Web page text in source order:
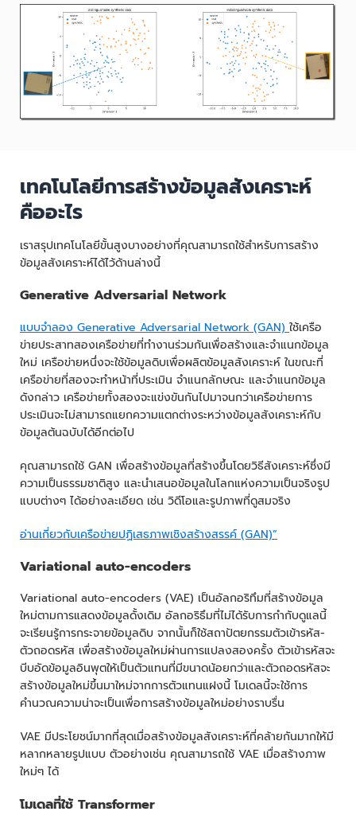
เทคโนโลยีการสร้างข้อมูลสังเคราะห์
คืออะไร
เราสรุปเทคโนโลยีขั้นสูงบางอย่างที่คุณสามารถใช้สำหรับการสร้าง
ข้อมูลสังเคราะห์ได้ไว้ด้านล่างนี้
Generative Adversarial Network
แบบจำลอง Generative Adversarial Network (GAN) ใช้เครือ
ข่ายประสาทสองเครือข่ายที่ทำงานร่วมกันเพื่อสร้างและจำแนกข้อมูล
ใหม่ เครือข่ายหนึ่งจะใช้ข้อมูลดิบเพื่อผลิตข้อมูลสังเคราะห์ ในขณะที่
เครือข่ายที่สองจะทำหน้าที่ประเมิน จำแนกลักษณะ และจำแนกข้อมูล
ดังกล่าว เครือข่ายทั้งสองจะแข่งขันกันไปมาจนกว่าเครือข่ายการ
ประเมินจะไม่สามารถแยกความแตกต่างระหว่างข้อมูลสังเคราะห์กับ
ข้อมูลต้นฉบับได้อีกต่อไป
คุณสามารถใช้ GAN เพื่อสร้างข้อมูลที่สร้างขึ้นโดยวิธีสังเคราะห์ซึ่งมี
ความเป็นธรรมชาติสูง และนำเสนอข้อมูลในโลกแห่งความเป็นจริงรูป
แบบต่างๆ ได้อย่างละเอียด เช่น วิดีโอและรูปภาพที่ดูสมจริง
อ่านเกี่ยวกับเครือข่ายปฏิเสธภาพเชิงสร้างสรรค์ (GAN)”
Variational auto-encoders
Variational auto-encoders (VAE) เป็นอัลกอริทึมที่สร้างข้อมูล
ใหม่ตามการแสดงข้อมูลดั้งเดิม อัลกอริธึมที่ไม่ได้รับการกำกับดูแลนี้
จะเรียนรู้การกระจายข้อมูลดิบ จากนั้นก็ใช้สถาปัตยกรรมตัวเข้ารหัส-
ตัวถอดรหัส เพื่อสร้างข้อมูลใหม่ผ่านการแปลงสองครั้ง ตัวเข้ารหัสจะ
บีบอัดข้อมูลอินพุตให้เป็นตัวแทนที่มีขนาดน้อยกว่าและตัวถอดรหัสจะ
สร้างข้อมูลใหม่ขึ้นมาใหม่จากการตัวแทนแฝงนี้ โมเดลนี้จะใช้การ
คำนวณความน่าจะเป็นเพื่อการสร้างข้อมูลใหม่อย่างราบรื่น
VAE มีประโยชน์มากที่สุดเมื่อสร้างข้อมูลสังเคราะห์ที่คล้ายกันมากให้มี
หลากหลายรูปแบบ ตัวอย่างเช่น คุณสามารถใช้ VAE เมื่อสร้างภาพ
ใหม่ๆ ได้
โมเดลที่ใช้ Transformer